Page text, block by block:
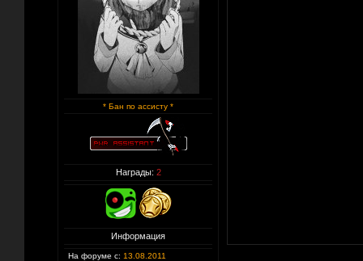
* Бан по ассисту *
Награды: 2
Информация
На форуме с: 13.08.2011